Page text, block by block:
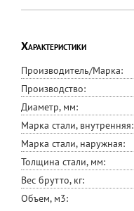
Характеристики
Производитель/Марка:
Производство:
Диаметр, мм:
Марка стали, внутренняя:
Марка стали, наружная:
Толщина стали, мм:
Вес брутто, кг:
Объем, м3: